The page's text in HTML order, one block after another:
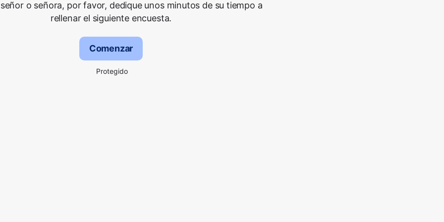
o señora, por favor, dedique unos minutos de su tiempo a
rellenar el siguiente encuesta.
Comenzar
Protegido